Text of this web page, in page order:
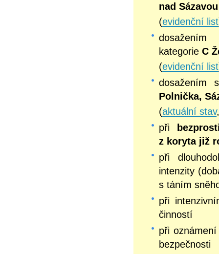
nad
(evidenční list
kategorie C
(evidenční list
dosažením
Polnička,
(aktuální stav
při
z koryta již
při
intenzity
s táním
při
činností
při
bezpečnosti